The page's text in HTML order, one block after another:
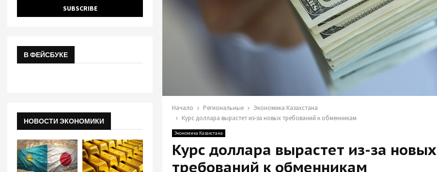
Начало Региональные
Экономика Казахстана
Курс доллара вырастет из-за новых требований к обменникам
Экономика Казахстана
Курс доллара вырастет из-за новых
требований к обменникам
В ФЕЙСБУКЕ
НОВОСТИ ЭКОНОМИКИ